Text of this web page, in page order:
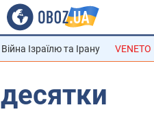
Війна Ізраїлю та Ірану VENETO